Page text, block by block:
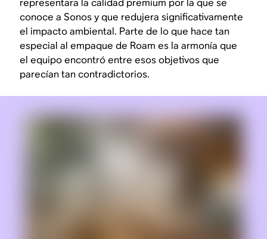
representara la calidad premium por la que se
conoce a Sonos y que redujera significativamente
el impacto ambiental. Parte de lo que hace tan
especial al empaque de Roam es la armonía que
el equipo encontró entre esos objetivos que
parecían tan contradictorios.